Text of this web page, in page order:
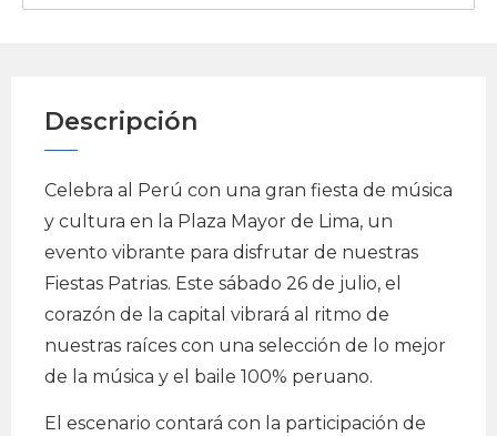
Descripción
Celebra al Perú con una gran fiesta de música
y cultura en la Plaza Mayor de Lima, un
evento vibrante para disfrutar de nuestras
Fiestas Patrias. Este sábado 26 de julio, el
corazón de la capital vibrará al ritmo de
nuestras raíces con una selección de lo mejor
de la música y el baile 100% peruano.
El escenario contará con la participación de